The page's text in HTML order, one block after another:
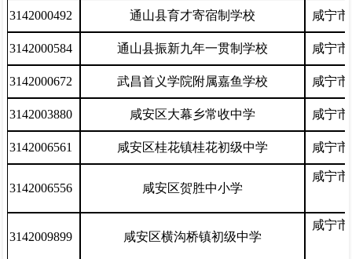
3142000492 通山县育才寄宿制学校 咸宁
3142000584 通山县振新九年一贯制学校 咸宁
3142000672 武昌首义学院附属嘉鱼学校 咸宁
3142003880 咸安区大幕乡常收中学 咸宁
3142006561 咸安区桂花镇桂花初级中学 咸宁
3142006556 咸安区贺胜中小学
咸宁
3142009899 咸安区横沟桥镇初级中学
咸宁